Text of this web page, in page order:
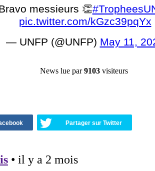
messieurs 👏
pic.twitter.com/kGzc39pqYx
— UNFP (@UNFP) May 11,
News lue par9103 visiteurs
Partager sur Twitter